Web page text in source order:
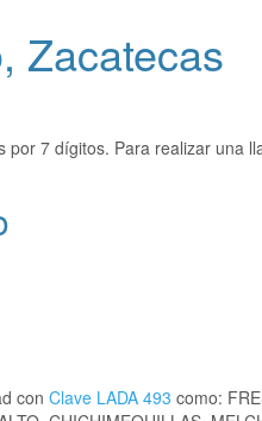
Zacatecas
por 7 dígitos. Para realizar una
con Clave LADA 493 como: